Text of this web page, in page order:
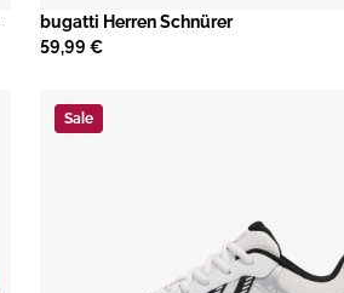
bugatti Herren Schnürer
59,99 €
Sale